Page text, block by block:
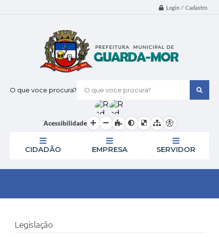
Login / Cadastro
O que voce procura?
Acessibilidade
CIDADÃO EMPRESA SERVIDOR
Legislação